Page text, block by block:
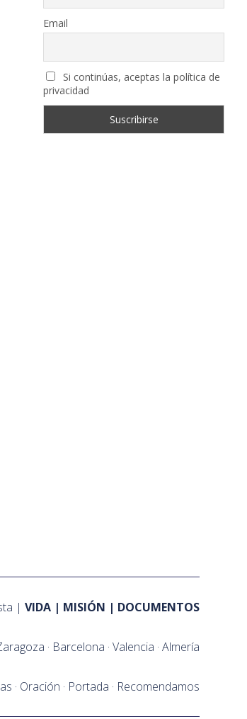
Email
Si continúas, aceptas la política de
privacidad
VIDA MISIÓN DOCUMENTOS
Barcelona Valencia Almería
Oración Portada Recomendamos